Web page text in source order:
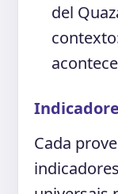
del
Cada